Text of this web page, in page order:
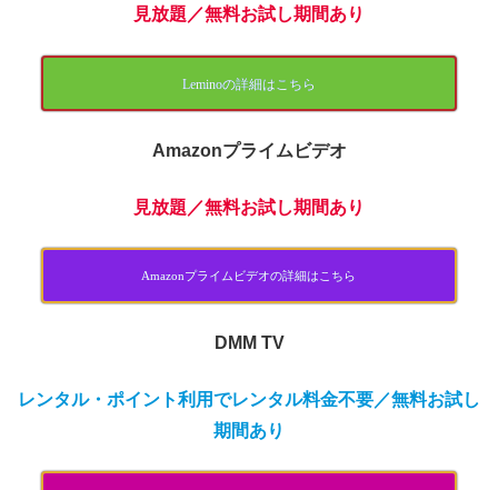
見放題 ／無料お試し期間あり
Leminoの詳細はこちら
Amazonプライムビデオ
見放題 ／無料お試し期間あり
Amazonプライムビデオの詳細はこちら
DMM TV
レンタル・ポイント利用でレンタル料金不要／無料お試し
期間あり